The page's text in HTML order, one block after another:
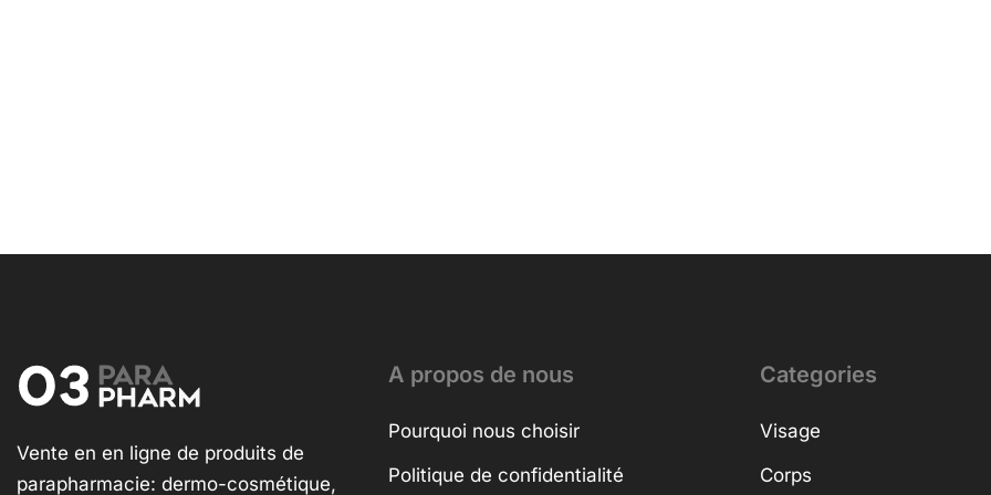
Vente en en ligne de produits de
parapharmacie: dermo-cosmétique,
A propos de nous
Pourquoi nous choisir
Politique de confidentialité
Categories
Visage
Corps